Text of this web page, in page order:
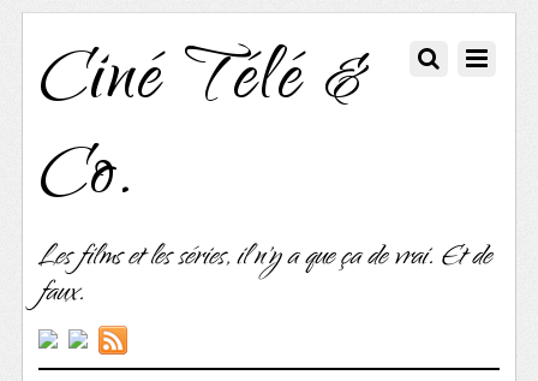
Ciné Télé &
Co.
Les films et les séries, il n'y a que ça de vrai. Et de
faux.